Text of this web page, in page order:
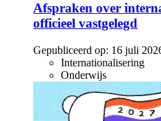
Afspraken over
officieel vastgelegd
Gepubliceerd op: 16 juli
Internationalisering
Onderwijs